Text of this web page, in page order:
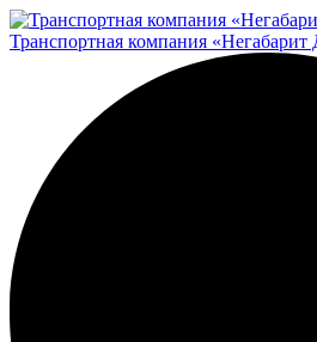
Транспортная компания «Негабарит